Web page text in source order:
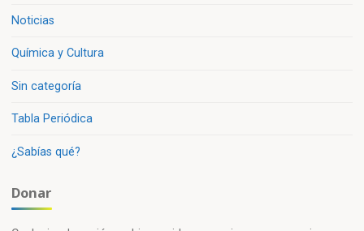
Noticias
Química y Cultura
Sin categoría
Tabla Periódica
¿Sabías qué?
Donar